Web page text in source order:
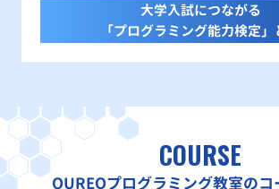
大学入試につながる
「プログラミング能力検定」
COURSE
QUREOプログラミング教室のコ